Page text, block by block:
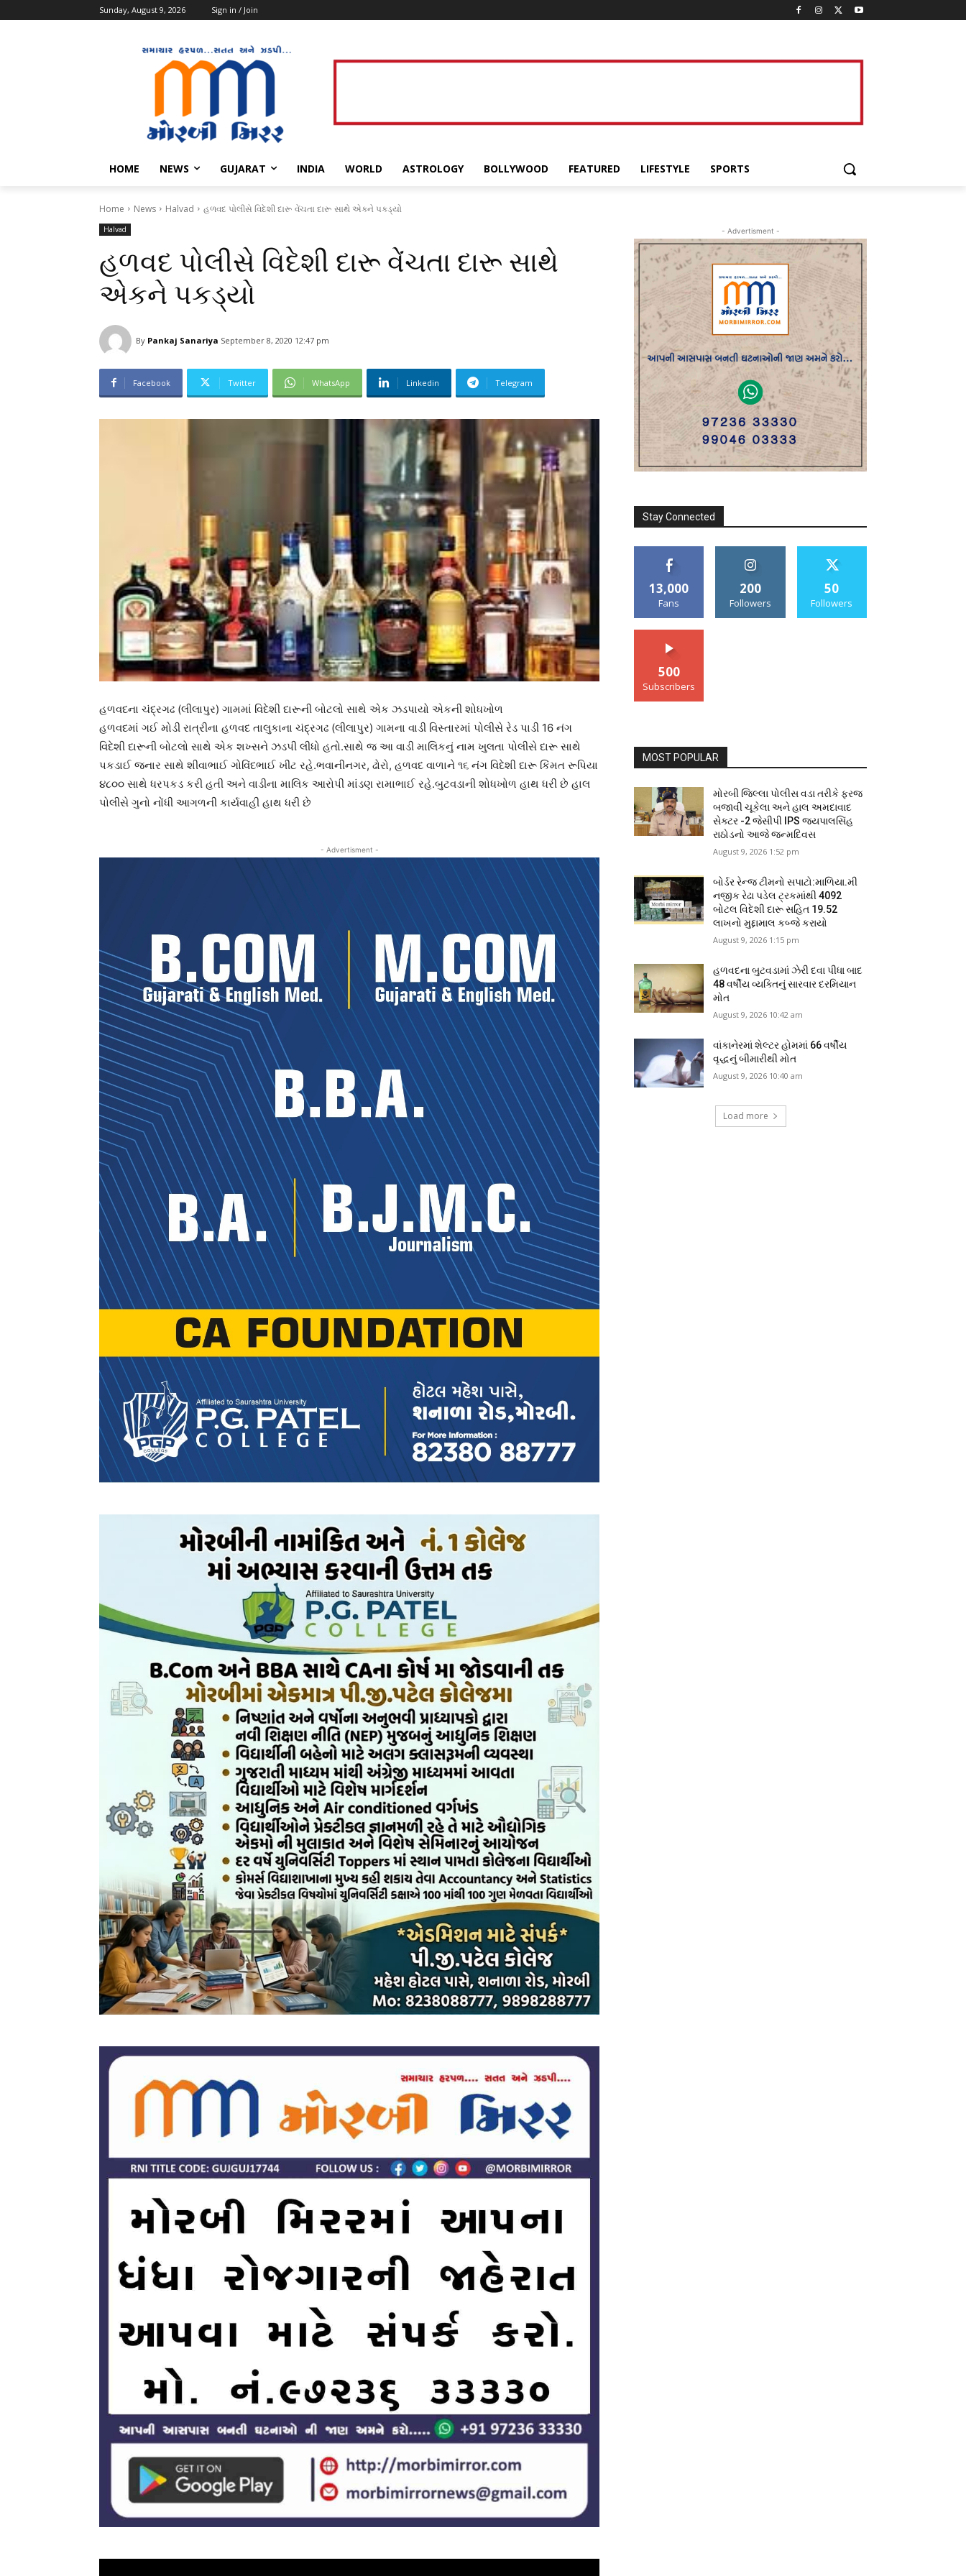
Sunday, August 9, 2026 Sign in / Join
HOME NEWS GUJARAT INDIA WORLD ASTROLOGY BOLLYWOOD FEATURED LIFESTYLE SPORTS
Home News Halvad હળવદ પોલીસે વિદેશી દારૂ વેંચતા દારૂ સાથે એકને પકડ્યો
Halvad
હળવદ પોલીસે વિદેશી દારૂ વેંચતા દારૂ સાથે
એકને પકડ્યો
By Pankaj Sanariya September 8, 2020 12:47 pm
Facebook Twitter WhatsApp Linkedin Telegram
હળવદના ચંદ્રગઢ (લીલાપુર) ગામમાં વિદેશી દારૂની બોટલો સાથે એક ઝડપાયો એકની શોધખોળ
હળવદમાં ગઈ મોડી રાત્રીના હળવદ તાલુકાના ચંદ્રગઢ (લીલાપુર) ગામના વાડી વિસ્તારમાં પોલીસે રેડ પાડી 16 નંગ
વિદેશી દારૂની બોટલો સાથે એક શખ્સને ઝડપી લીધો હતો.સાથે જ આ વાડી માલિકનું નામ ખુલતા પોલીસે દારૂ સાથે
પકડાઈ જનાર સાથે શીવાભાઈ ગોવિંદભાઈ ખીંટ રહે.ભવાનીનગર, ઢોરો, હળવદ વાળાને ૧૬ નંગ વિદેશી દારૂ કિંમત રૂપિયા
૪૮૦૦ સાથે ધરપકડ કરી હતી અને વાડીના માલિક આરોપી માંડણ રામાભાઈ રહે.બુટવડાની શોધખોળ હાથ ધરી છે હાલ
પોલીસે ગુનો નોંધી આગળની કાર્યવાહી હાથ ધરી છે
- Advertisment -
- Advertisment -
Stay Connected
13,000
Fans
200
Followers
50
Followers
500
Subscribers
MOST POPULAR
મોરબી જિલ્લા પોલીસ વડા તરીકે ફરજ
બજાવી ચૂકેલા અને હાલ અમદાવાદ
સેક્ટર -2 જેસીપી IPS જયપાલસિંહ
રાઠોડનો આજે જન્મદિવસ
August 9, 2026 1:52 pm
બોર્ડર રેન્જ ટીમનો સપાટો:માળિયા.મી
નજીક રેઢા પડેલ ટ્રકમાંથી 4092
બોટલ વિદેશી દારૂ સહિત 19.52
લાખનો મુદ્દામાલ કબ્જે કરાયો
August 9, 2026 1:15 pm
હળવદના બુટવડામાં ઝેરી દવા પીધા બાદ
48 વર્ષીય વ્યક્તિનું સારવાર દરમિયાન
મોત
August 9, 2026 10:42 am
વાંકાનેરમાં શેલ્ટર હોમમાં 66 વર્ષીય
વૃદ્ધનું બીમારીથી મોત
August 9, 2026 10:40 am
Load more